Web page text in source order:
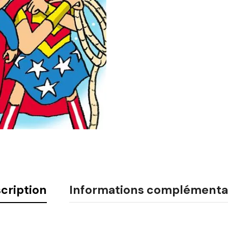
Informations